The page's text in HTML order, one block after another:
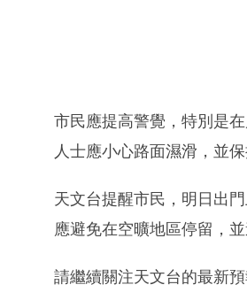
市民應提高警覺，特別是
人士應小心路面濕滑，並保
天文台提醒市民，明日出
應避免在空曠地區停留，
請繼續關注天文台的最新預